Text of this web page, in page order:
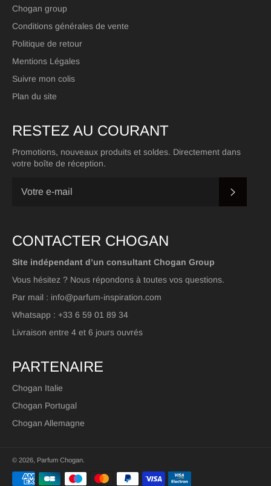
Chogan group
Conditions générales de vente
Politique de retour
Mentions Légales
Suivre mon colis
Plan du site
RESTEZ AU COURANT
Promotions, nouveaux produits et soldes. Directement dans
votre boîte de réception.
CONTACTER CHOGAN
Site indépendant d’un consultant Chogan Group
Vous hésitez ? Nous répondons à toutes vos questions.
Par mail : info@parfum-inspiration.com
Whatsapp : +33 6 59 01 89 34
Livraison entre 4 et 6 jours ouvrés
PARTENAIRE
Chogan Italie
Chogan Portugal
Chogan Allemagne
© 2026, Parfum Chogan.
Méthodes